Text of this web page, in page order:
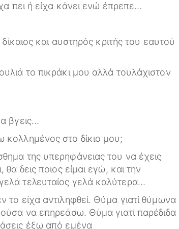
πει ή είχα κάνει ενώ έπρεπε…
και αυστηρός κριτής του εαυτού
το πικράκι μου αλλά τουλάχιστον
βγεις…
στο δίκιο μου;
της υπερηφάνειας του να έχεις
δεις ποιος είμαι εγώ, και την
τελευταίος γελά καλύτερα…
είχα αντιληφθεί. Θύμα γιατί θύμωνα
να επηρεάσω. Θύμα γιατί παρέδιδα
έξω από εμένα